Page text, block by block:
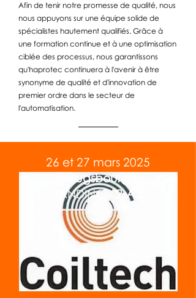
Afin de tenir notre promesse de qualité, nous
nous appuyons sur une équipe solide de
spécialistes hautement qualifiés. Grâce à
une formation continue et à une optimisation
ciblée des processus, nous garantissons
qu'haprotec continuera à l'avenir à être
synonyme de qualité et d'innovation de
premier ordre dans le secteur de
l'automatisation.
26 et 27 mars 2025
Augsbourg
STANDING -2-A37